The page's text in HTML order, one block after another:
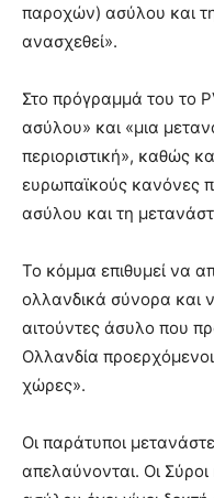
παροχών) ασύλου και
ανασχεθεί».
Στο πρόγραμμά του το
ασύλου» και «μια
περιοριστική», καθώς
ευρωπαϊκούς κανόνες
ασύλου και τη
Το κόμμα επιθυμεί να
ολλανδικά σύνορα και
αιτούντες άσυλο που
Ολλανδία
χώρες».
Οι παράτυποι
απελαύνονται. Οι